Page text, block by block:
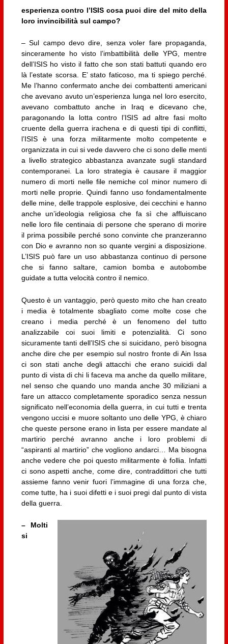
esperienza contro l’ISIS cosa puoi dire del mito della
loro invincibilità sul campo?
– Sul campo devo dire, senza voler fare propaganda,
sinceramente ho visto l’imbattibilità delle YPG, mentre
dell’ISIS ho visto il fatto che son stati battuti quando ero
là l’estate scorsa. E’ stato faticoso, ma ti spiego perché.
Me l’hanno confermato anche dei combattenti americani
che avevano avuto un’esperienza lunga nel loro esercito,
avevano combattuto anche in Iraq e dicevano che,
paragonando la lotta contro l’ISIS ad altre fasi molto
cruente della guerra irachena e di questi tipi di conflitti,
l’ISIS è una forza militarmente molto competente e
organizzata in cui si vede davvero che ci sono delle menti
a livello strategico abbastanza avanzate sugli standard
contemporanei. La loro strategia è causare il maggior
numero di morti nelle file nemiche col minor numero di
morti nelle proprie. Quindi fanno uso fondamentalmente
delle mine, delle trappole esplosive, dei cecchini e hanno
anche un’ideologia religiosa che fa sì che affluiscano
nelle loro file centinaia di persone che sperano di morire
il prima possibile perché sono convinte che pranzeranno
con Dio e avranno non so quante vergini a disposizione.
L’ISIS può fare un uso abbastanza continuo di persone
che si fanno saltare, camion bomba e autobombe
guidate a tutta velocità contro il nemico.
Questo è un vantaggio, però questo mito che han creato
i media è totalmente sbagliato come molte cose che
creano i media perché è un fenomeno del tutto
analizzabile coi suoi limiti e potenzialità. Ci sono
sicuramente tanti dell’ISIS che si suicidano, però bisogna
anche dire che per esempio sul nostro fronte di Ain Issa
ci son stati anche degli attacchi che erano suicidi dal
punto di vista di chi li faceva ma anche da quello militare,
nel senso che quando uno manda anche 30 miliziani a
fare un attacco completamente sporadico senza nessun
significato nell’economia della guerra, in cui tutti e trenta
vengono uccisi e muore soltanto uno delle YPG, è chiaro
che queste persone erano in lista per essere mandate al
martirio perché avranno anche i loro problemi di
“aspiranti al martirio” che vogliono andarci… Ma bisogna
anche vedere che poi questo militarmente è follia. Infatti
ci sono aspetti anche, come dire, contraddittori che tutti
assieme fanno venir fuori l’immagine di una forza che,
come tutte, ha i suoi difetti e i suoi pregi dal punto di vista
della guerra.
– Molti
si